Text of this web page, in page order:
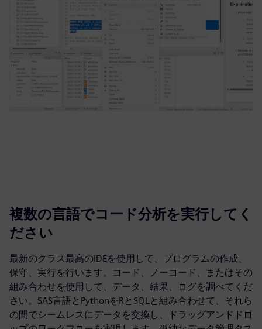
複数の言語でコード分析を実行してく
ださい
最新のクラス最高のIDEを使用して、プログラムの作成、
保守、実行を行います。コード、ノーコード、またはその
組み合わせを使用して、データ、結果、ログを調べてくだ
さい。SAS言語とPythonをRとSQLと組み合わせて、それら
の間でシームレスにデータを交換し、ドラッグアンドドロ